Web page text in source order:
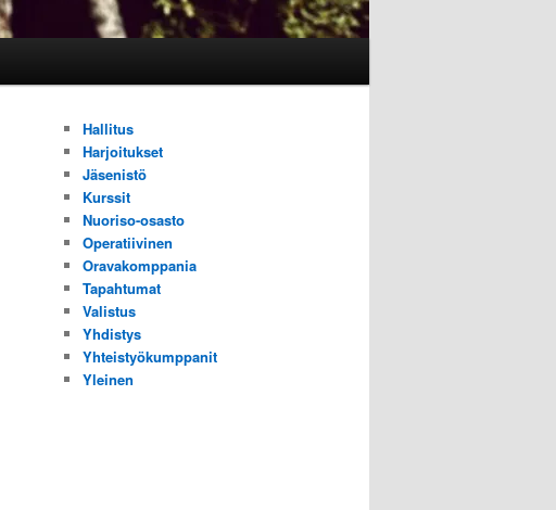
Hallitus
Harjoitukset
Jäsenistö
Kurssit
Nuoriso-osasto
Operatiivinen
Oravakomppania
Tapahtumat
Valistus
Yhdistys
Yhteistyökumppanit
Yleinen